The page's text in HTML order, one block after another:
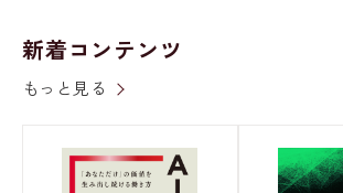
新着コンテンツ
もっと見る